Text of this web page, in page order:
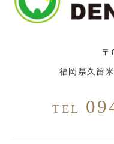
〒
福岡県久留
TEL